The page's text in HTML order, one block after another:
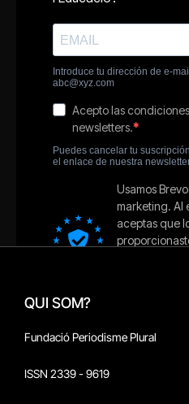
QUI SOM?
Fundació Periodisme Plural
ISSN 2339 - 9619